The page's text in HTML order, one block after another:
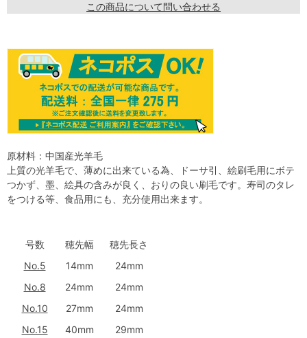
この商品について問い合わせる
原材料：中国産光羊毛
上質の光羊毛で、薄めに出来ている為、ドーサ引、絵刷毛用にボテ
つかず、墨、絵具の含みが良く、おりの良い刷毛です。寿司のタレ
をつける等、食品用にも、充分使用出来ます。
号数 穂先幅
穂先長さ
No.5
14mm
24mm
No.8
24mm
24mm
No.10
27mm
24mm
No.15
40mm
29mm